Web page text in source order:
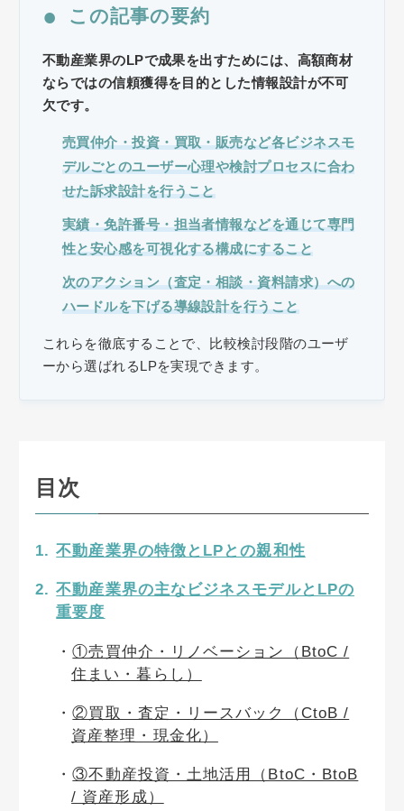
● この記事の要約
不動産業界のLPで成果を出すためには、高額商材
ならではの信頼獲得を目的とした情報設計が不可
欠です。
売買仲介・投資・買取・販売など各ビジネスモ
デルごとのユーザー心理や検討プロセスに合わ
せた訴求設計を行うこと
実績・免許番号・担当者情報などを通じて専門
性と安心感を可視化する構成にすること
次のアクション（査定・相談・資料請求）への
ハードルを下げる導線設計を行うこと
これらを徹底することで、比較検討段階のユーザ
ーから選ばれるLPを実現できます。
目次
不動産業界の特徴とLPとの親和性
不動産業界の主なビジネスモデルとLPの
重要度
①売買仲介・リノベーション（BtoC /
住まい・暮らし）
②買取・査定・リースバック（CtoB /
資産整理・現金化）
③不動産投資・土地活用（BtoC・BtoB
/ 資産形成）